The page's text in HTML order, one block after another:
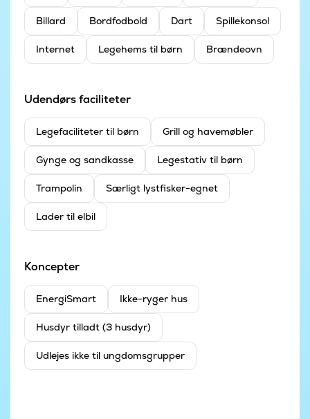
Billard Bordfodbold Dart Spillekonsol
Internet Legehems til børn Brændeovn
Udendørs faciliteter
Legefaciliteter til børn Grill og havemøbler
Gynge og sandkasse Legestativ til børn
Trampolin Særligt lystfisker-egnet
Lader til elbil
Koncepter
EnergiSmart Ikke-ryger hus
Husdyr tilladt (3 husdyr)
Udlejes ikke til ungdomsgrupper